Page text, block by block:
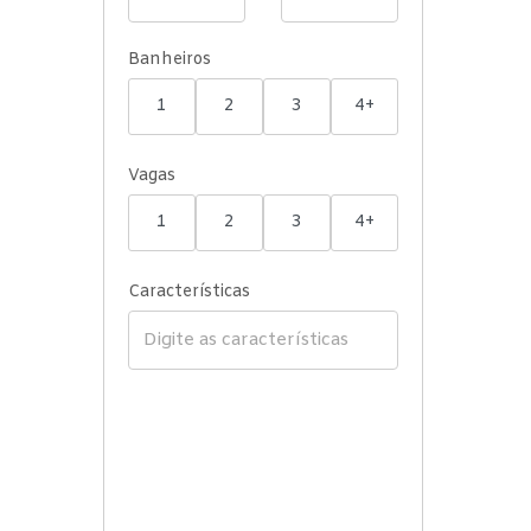
Banheiros
1 2 3 4+
Vagas
1 2 3 4+
Características